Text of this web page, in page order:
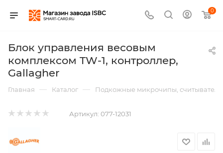
0
Блок управления весовым
комплексом TW-1, контроллер,
Gallagher
Главная — Каталог — Подкожные микрочипы,
Артикул: 077-12031